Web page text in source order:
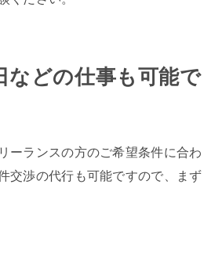
などの仕事も可能で
ーランスの方のご希望条件に合わ
交渉の代行も可能ですので、まず